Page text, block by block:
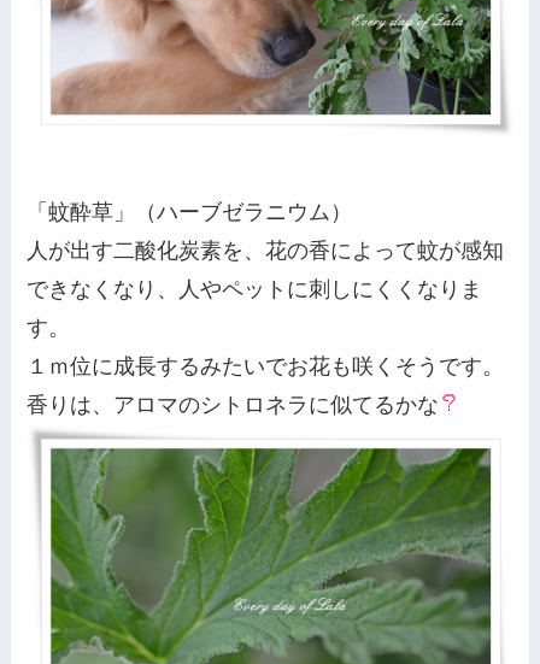
「蚊酔草」（ハーブゼラニウム）
人が出す二酸化炭素を、花の香によって蚊が感知
できなくなり、人やペットに刺しにくくなりま
す。
１ｍ位に成長するみたいでお花も咲くそうです。
香りは、アロマのシトロネラに似てるかな